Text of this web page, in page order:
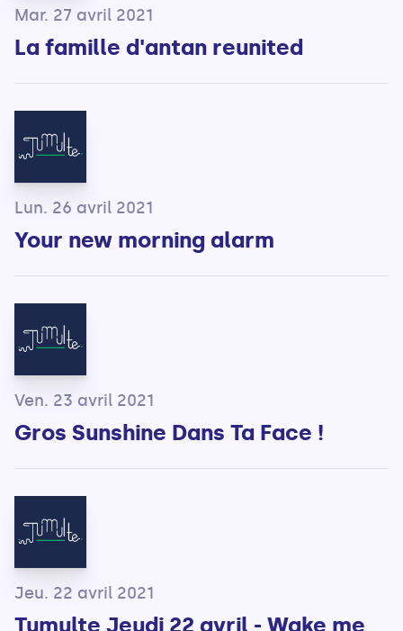
Mar. 27 avril 2021
La famille d'antan reunited
Lun. 26 avril 2021
Your new morning alarm
Ven. 23 avril 2021
Gros Sunshine Dans Ta Face !
Jeu. 22 avril 2021
Tumulte Jeudi 22 avril - Wake me